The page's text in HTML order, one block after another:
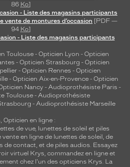
86 Ko]
- Liste des magasins participants
vente de montures d’occasion [PDF —
94 Ko]
- Liste des magasins participants
Toulouse- Opticien Lyon - Opticien
- Opticien Strasbourg - Opticien
- Opticien Rennes - Opticien
- Opticien Aix-en-Provence - Opticien
Nancy - Audioprothésiste Paris -
Toulouse- Audioprothésiste
- Audioprothésiste Marseille
Opticien en ligne :
de vue, lunettes de soleil et piles
vente en ligne de lunettes de soleil, de
de contact, et de piles audios. Essayez
virtuel Krys, commandez en ligne et
chez l'un des opticiens Krys. La